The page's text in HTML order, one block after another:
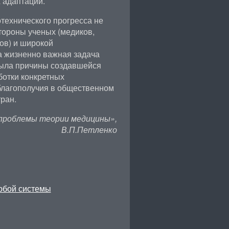
прогресса не
ученых (медиков,
и широкой
жизненно важная задача
причины создавшейся
конкретных
в общественном
теории медицины»,
В.П.Петленко
системы